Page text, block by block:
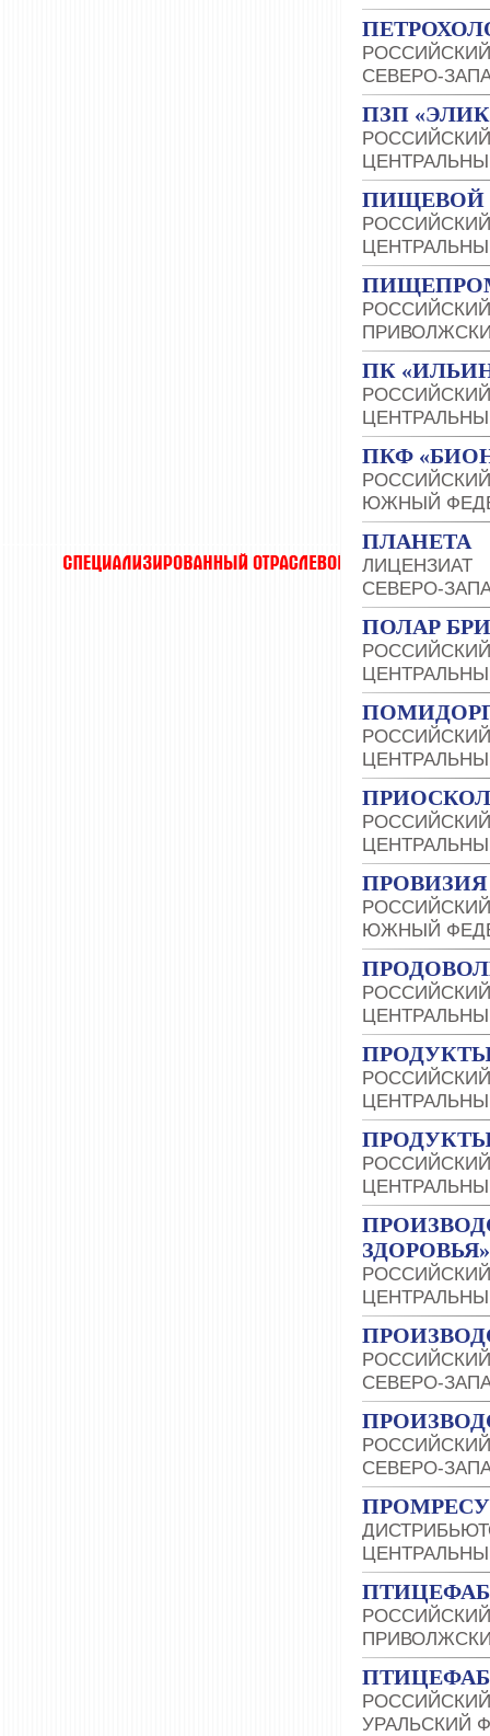
СЕВЕРО-
ПЗП
ПИЩЕВОЙ
ПК
ПКФ
ЮЖНЫЙ
ПЛАНЕТА
ЛИЦЕНЗИАТ
СЕВЕРО-
ПОЛАР
ПРОВИЗИЯ
ЮЖНЫЙ
ПРОДУКТЫ
ЗДОРОВЬЯ»
СЕВЕРО-
СЕВЕРО-
УРАЛЬСКИЙ